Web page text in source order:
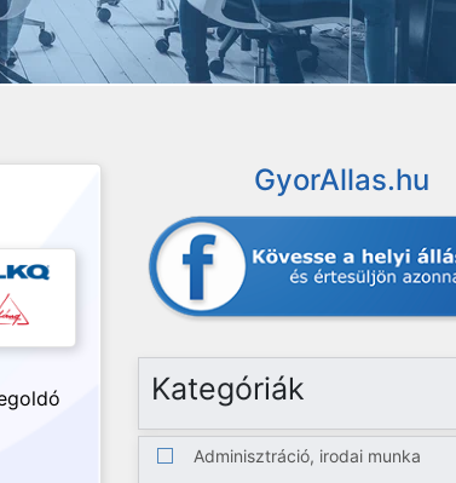
GyorAllas.hu
Kategóriák
Adminisztráció, irodai munka